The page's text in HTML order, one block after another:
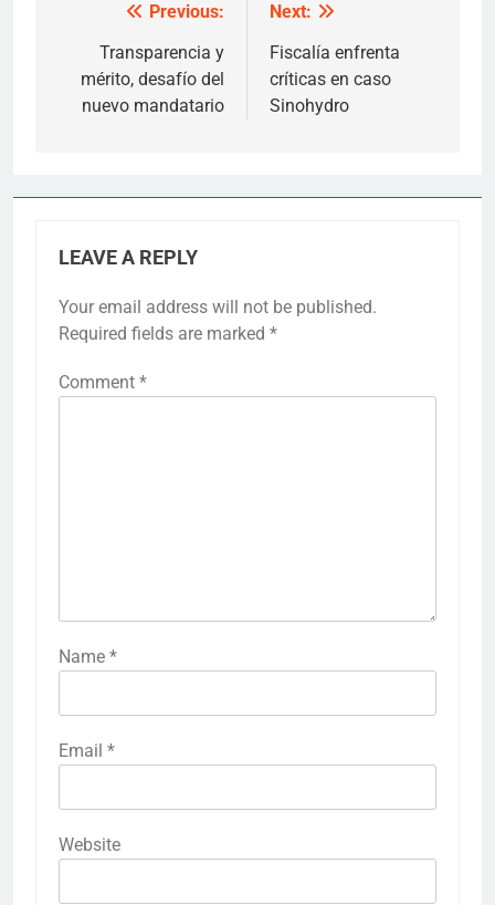
navigation
Previous:
Transparencia y
mérito, desafío del
nuevo mandatario
Next:
Fiscalía enfrenta
críticas en caso
Sinohydro
LEAVE A REPLY
Your email address will not be published.
Required fields are marked *
Comment *
Name *
Email *
Website